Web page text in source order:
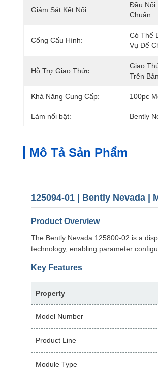
Giám Sát Kết Nối:
Đầu Nối
Chuẩn
Cổng Cấu Hình:
Có Thể
Vụ Để
Hỗ Trợ Giao Thức:
Giao
Trên
Khả Năng Cung Cấp: 100pc
Làm nổi bật: Bently
Mô Tả Sản Phẩm
125094-01 | Bently Nevada
Product Overview
The Bently Nevada 125800-02 is a
technology, enabling parameter
Key Features
Property
Model Number
Product Line
Module Type